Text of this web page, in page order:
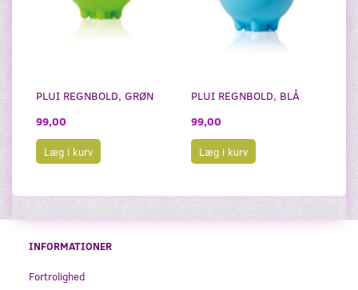
PLUI REGNBOLD, GRØN
99,00
Læg i kurv
PLUI REGNBOLD, BLÅ
99,00
Læg i kurv
INFORMATIONER
Fortrolighed